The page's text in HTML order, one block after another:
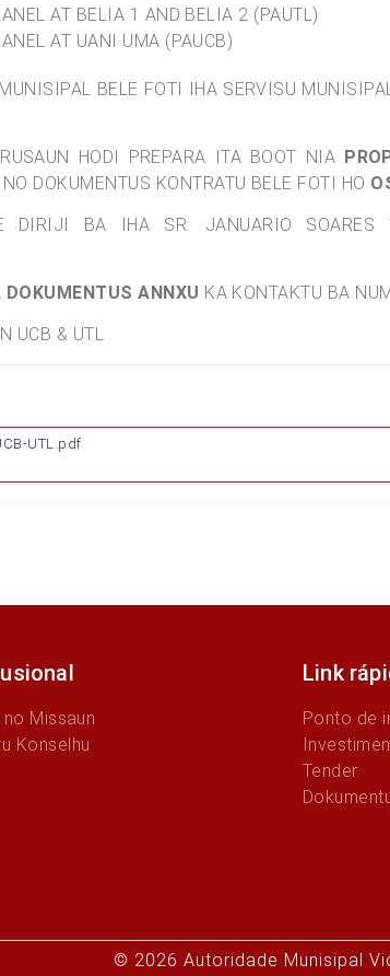
AT BELIA 1 AND BELIA 2 (PAUTL)
AT UANI UMA (PAUCB)
BELE FOTI IHA SERVISU
HODI PREPARA ITA BOOT NIA
DOKUMENTUS KONTRATU BELE FOTI HO
DIRIJI BA IHA SR. JANUARIO
DOKUMENTUS ANNXU KA KONTAKTU BA
UCB & UTL
UTL.pdf
Missaun
Konselhu
Link
Ponto de
Tender
© 2026 Autoridade Munisipal